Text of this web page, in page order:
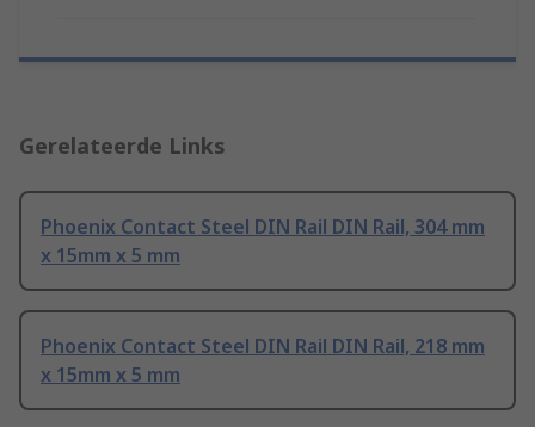
Gerelateerde Links
Phoenix Contact Steel DIN Rail DIN Rail, 304 mm
x 15mm x 5 mm
Phoenix Contact Steel DIN Rail DIN Rail, 218 mm
x 15mm x 5 mm